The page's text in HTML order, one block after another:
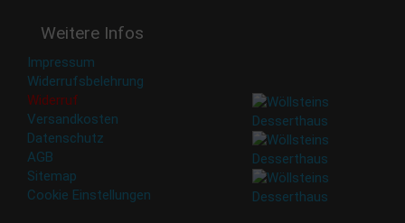
Weitere Infos
Impressum
Widerrufsbelehrung
Widerruf
Versandkosten
Datenschutz
AGB
Sitemap
Cookie Einstellungen